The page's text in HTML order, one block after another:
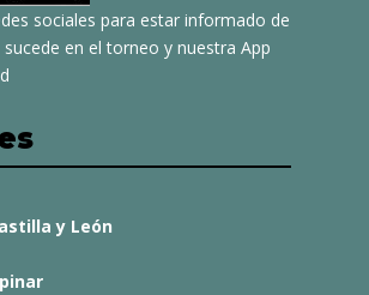
sociales para estar informado de
en el torneo y nuestra App
y León